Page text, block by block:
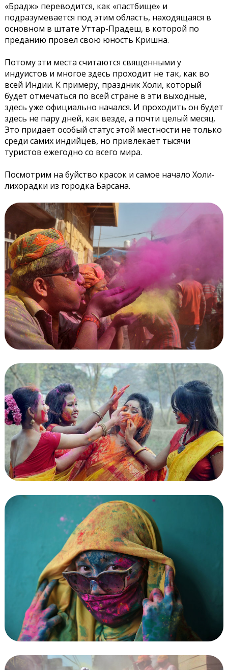
«Брадж» переводится, как «пастбище» и
подразумевается под этим область, находящаяся в
основном в штате Уттар-Прадеш, в которой по
преданию провел свою юность Кришна.
Потому эти места считаются священными у
индуистов и многое здесь проходит не так, как во
всей Индии. К примеру, праздник Холи, который
будет отмечаться по всей стране в эти выходные,
здесь уже официально начался. И проходить он будет
здесь не пару дней, как везде, а почти целый месяц.
Это придает особый статус этой местности не только
среди самих индийцев, но привлекает тысячи
туристов ежегодно со всего мира.
Посмотрим на буйство красок и самое начало Холи-
лихорадки из городка Барсана.